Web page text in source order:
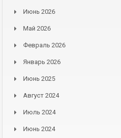
Июнь 2026
Май 2026
Февраль 2026
Январь 2026
Июнь 2025
Август 2024
Июль 2024
Июнь 2024